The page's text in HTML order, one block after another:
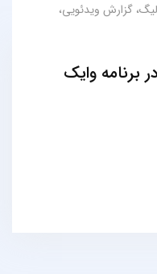
لیگ، گزارش ویدئویی،
وایک